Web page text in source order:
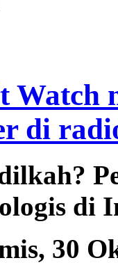
Watch
di
di
30